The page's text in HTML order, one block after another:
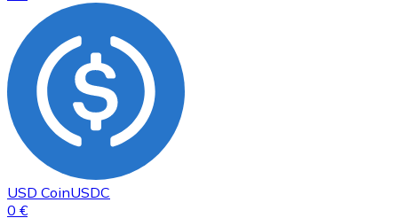
USD CoinUSDC
0 €